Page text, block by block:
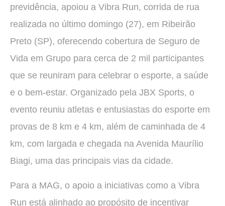
previdência, apoiou a Vibra Run, corrida de rua
realizada no último domingo (27), em Ribeirão
Preto (SP), oferecendo cobertura de Seguro de
Vida em Grupo para cerca de 2 mil participantes
que se reuniram para celebrar o esporte, a saúde
e o bem-estar. Organizado pela JBX Sports, o
evento reuniu atletas e entusiastas do esporte em
provas de 8 km e 4 km, além de caminhada de 4
km, com largada e chegada na Avenida Maurílio
Biagi, uma das principais vias da cidade.
Para a MAG, o apoio a iniciativas como a Vibra
Run está alinhado ao propósito de incentivar